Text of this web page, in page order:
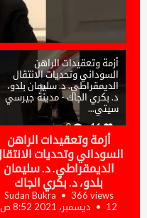
ستوديو بكرة
ستوديو بكرة،
وتقديم درة
ستوديو بكرة فيديو
برنامج ستوديو
وعبدالرحمن آدم
ستوديو بكرة فيديو
برنامج ستوديو
وتقديم درة قمبو
أزمة وتعقيدات الراهن
السوداني وتحديات الانتقال
الديمقراطي. د. سليمان بلدو،
د. بكري الجاك - مدينة جيرسي
سيتي...
11
0
أزمة وتعقيدات الراهن
السوداني وتحديات
الديمقراطي. د. سليمان
بلدو، د. بكري الجاك
Sudan Bukra
366 views
12 ديسمبر، 2021 8:52 ص